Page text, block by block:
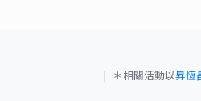
| ＊相關活動以昇恆